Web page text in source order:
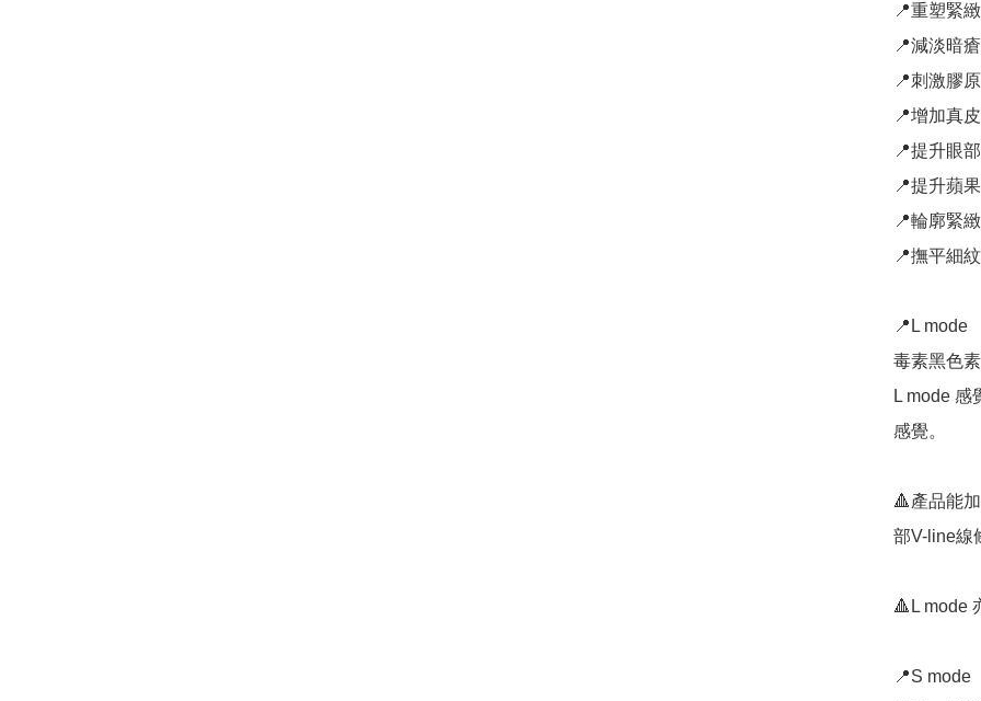
📍重塑緊
📍減淡暗
📍刺激膠
📍增加真
📍提升眼
📍提升蘋
📍輪廓緊
📍撫平細
📍L mode
毒素黑色
L mode
感覺。
🔺產品能
部V-line線
🔺L mode
📍S mode